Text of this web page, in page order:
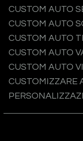
CUSTOM AUTO
CUSTOM AUTO
CUSTOM AUTO
CUSTOM AUTO
CUSTOM AUTO
CUSTOMIZZARE